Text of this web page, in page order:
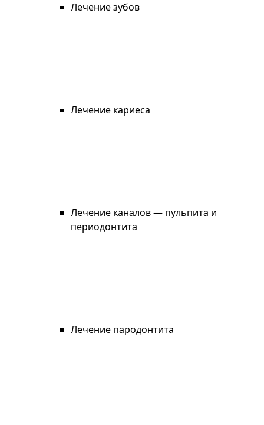
Лечение зубов
Лечение кариеса
Лечение каналов — пульпита и
периодонтита
Лечение пародонтита